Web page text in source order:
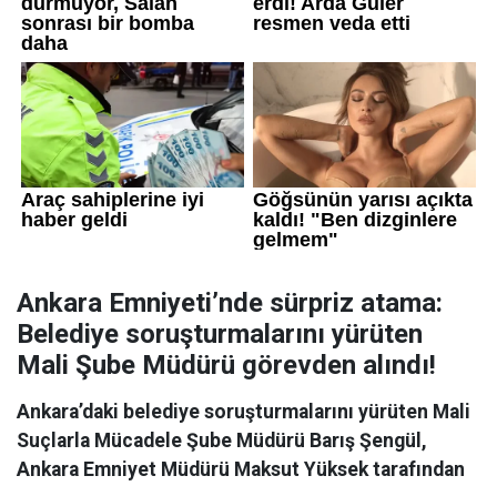
Ankara Emniyeti’nde sürpriz atama:
Belediye soruşturmalarını yürüten
Mali Şube Müdürü görevden alındı!
Ankara’daki belediye soruşturmalarını yürüten Mali
Suçlarla Mücadele Şube Müdürü Barış Şengül,
Ankara Emniyet Müdürü Maksut Yüksek tarafından